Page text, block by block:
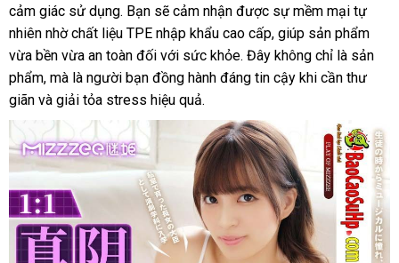
cảm giác sử dụng. Bạn sẽ cảm nhận được sự mềm mại tự
nhiên nhờ chất liệu TPE nhập khẩu cao cấp, giúp sản phẩm
vừa bền vừa an toàn đối với sức khỏe. Đây không chỉ là sản
phẩm, mà là người bạn đồng hành đáng tin cậy khi cần thư
giãn và giải tỏa stress hiệu quả.